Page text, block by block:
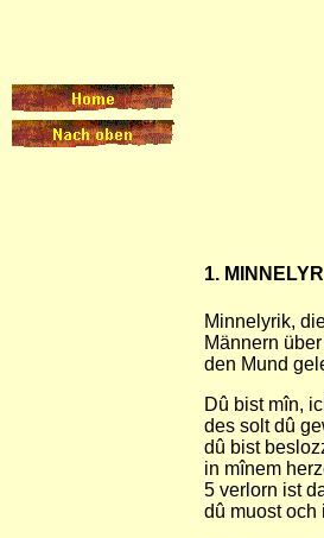
1.
Minnelyrik,
Männern
den Mund
Dû bist mîn,
des solt dû
dû bist
in mînem
5 verlorn ist
dû muost och